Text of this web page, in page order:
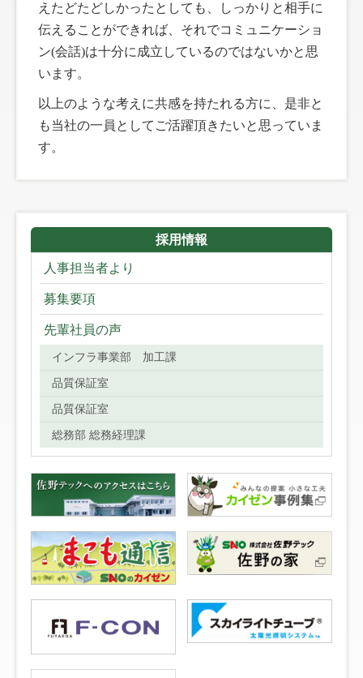
えたどたどしかったとしても、しっかりと相手に
伝えることができれば、それでコミュニケーショ
ン(会話)は十分に成立しているのではないかと思
います。
以上のような考えに共感を持たれる方に、是非と
も当社の一員としてご活躍頂きたいと思っていま
す。
採用情報
人事担当者より
募集要項
先輩社員の声
インフラ事業部 加工課
品質保証室
品質保証室
総務部 総務経理課